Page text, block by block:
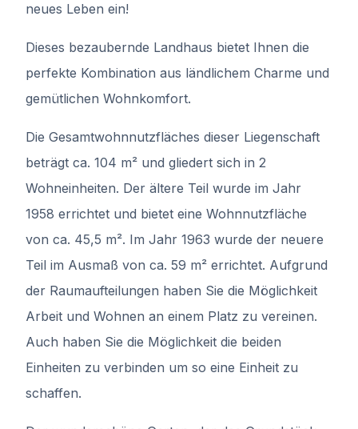
neues Leben ein!
Dieses bezaubernde Landhaus bietet Ihnen die
perfekte Kombination aus ländlichem Charme und
gemütlichen Wohnkomfort.
Die Gesamtwohnnutzfläches dieser Liegenschaft
beträgt ca. 104 m² und gliedert sich in 2
Wohneinheiten. Der ältere Teil wurde im Jahr
1958 errichtet und bietet eine Wohnnutzfläche
von ca. 45,5 m². Im Jahr 1963 wurde der neuere
Teil im Ausmaß von ca. 59 m² errichtet. Aufgrund
der Raumaufteilungen haben Sie die Möglichkeit
Arbeit und Wohnen an einem Platz zu vereinen.
Auch haben Sie die Möglichkeit die beiden
Einheiten zu verbinden um so eine Einheit zu
schaffen.